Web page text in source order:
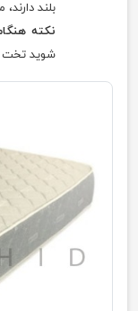
بلند
نکته
شوید تخت